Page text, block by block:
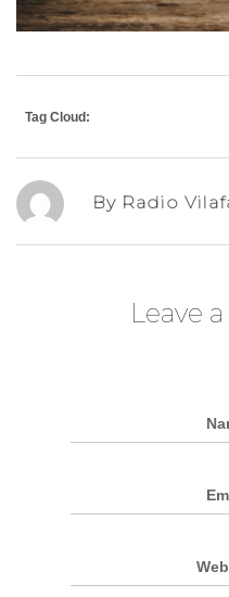
Tag Cloud:
By Radio
Leave